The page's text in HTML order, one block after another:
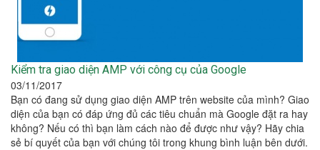
Kiểm tra giao diện AMP với công cụ của Google
03/11/2017
Bạn có đang sử dụng giao diện AMP trên website của mình? Giao
diện của bạn có đáp ứng đủ các tiêu chuẩn mà Google đặt ra hay
không? Nếu có thì bạn làm cách nào để được như vậy? Hãy chia
sẻ bí quyết của bạn với chúng tôi trong khung bình luận bên dưới.